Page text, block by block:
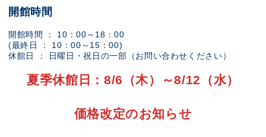
開館時間
開館時間 ： 10：00～18：00
(最終日 ： 10：00～15：00)
休館日 ： 日曜日・祝日の一部（お問い合わせください）
夏季休館日：8/6（木）～8/12（水）
価格改定のお知らせ